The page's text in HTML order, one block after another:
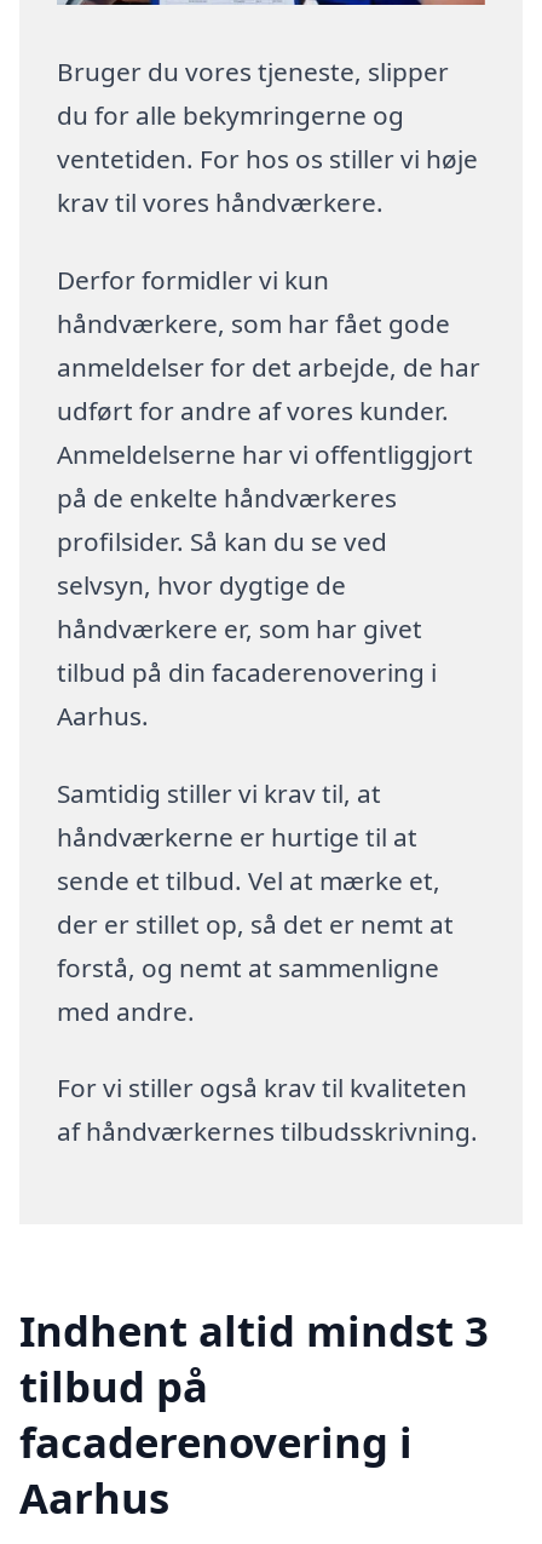
Bruger du vores tjeneste, slipper
du for alle bekymringerne og
ventetiden. For hos os stiller vi høje
krav til vores håndværkere.
Derfor formidler vi kun
håndværkere, som har fået gode
anmeldelser for det arbejde, de har
udført for andre af vores kunder.
Anmeldelserne har vi offentliggjort
på de enkelte håndværkeres
profilsider. Så kan du se ved
selvsyn, hvor dygtige de
håndværkere er, som har givet
tilbud på din facaderenovering i
Aarhus.
Samtidig stiller vi krav til, at
håndværkerne er hurtige til at
sende et tilbud. Vel at mærke et,
der er stillet op, så det er nemt at
forstå, og nemt at sammenligne
med andre.
For vi stiller også krav til kvaliteten
af håndværkernes tilbudsskrivning.
Indhent altid mindst 3
tilbud på
facaderenovering i
Aarhus